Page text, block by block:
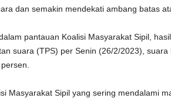
dan semakin mendekati ambang batas
pantauan Koalisi Masyarakat Sipil, hasil
suara (TPS) per Senin (26/2/2023),
Masyarakat Sipil yang sering mendalami